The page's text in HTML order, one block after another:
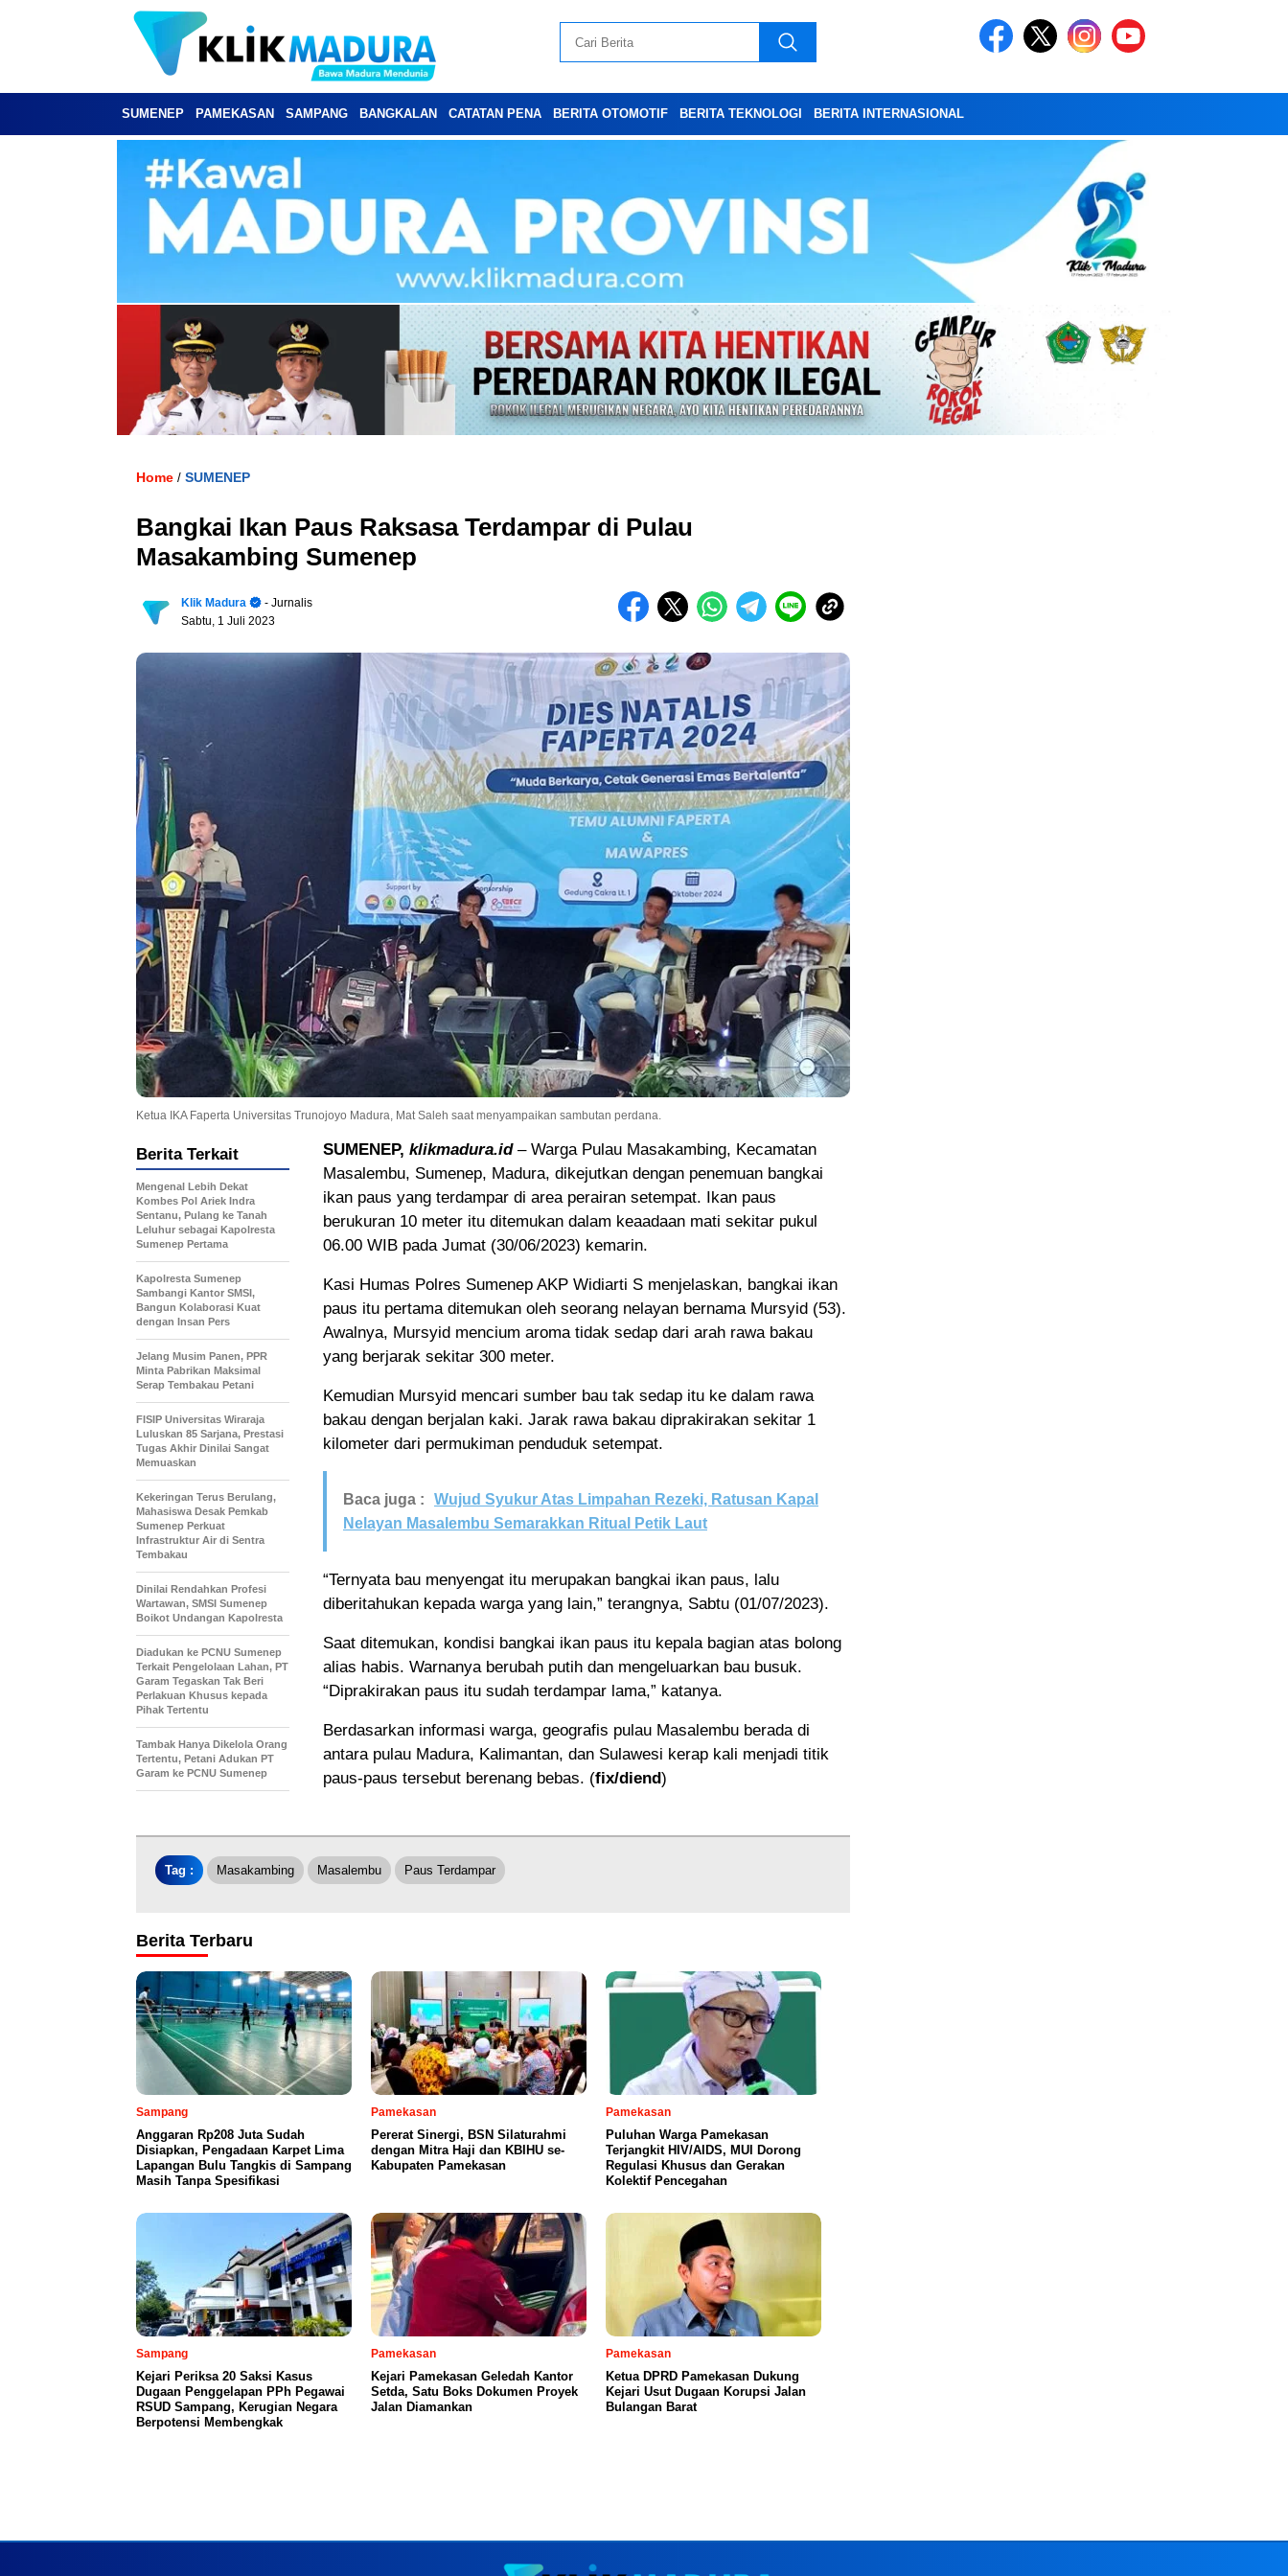
SUMENEP PAMEKASAN SAMPANG BANGKALAN CATATAN PENA BERITA OTOMOTIF BERITA TEKNOLOGI BERITA INTERNASIONAL
Home / SUMENEP
Bangkai Ikan Paus Raksasa Terdampar di Pulau
Masakambing Sumenep
Klik Madura
- Jurnalis
Sabtu, 1 Juli 2023
Ketua IKA Faperta Universitas Trunojoyo Madura, Mat Saleh saat menyampaikan sambutan perdana.
SUMENEP, klikmadura.id– Warga Pulau Masakambing, Kecamatan
Masalembu, Sumenep, Madura, dikejutkan dengan penemuan bangkai
ikan paus yang terdampar di area perairan setempat. Ikan paus
berukuran 10 meter itu ditemukan dalam keaadaan mati sekitar pukul
06.00 WIB pada Jumat (30/06/2023) kemarin.
Kasi Humas Polres Sumenep AKP Widiarti S menjelaskan, bangkai ikan
paus itu pertama ditemukan oleh seorang nelayan bernama Mursyid (53).
Awalnya, Mursyid mencium aroma tidak sedap dari arah rawa bakau
yang berjarak sekitar 300 meter.
Kemudian Mursyid mencari sumber bau tak sedap itu ke dalam rawa
bakau dengan berjalan kaki. Jarak rawa bakau diprakirakan sekitar 1
kilometer dari permukiman penduduk setempat.
Baca juga :
Wujud Syukur Atas Limpahan Rezeki, Ratusan Kapal
Nelayan Masalembu Semarakkan Ritual Petik Laut
“Ternyata bau menyengat itu merupakan bangkai ikan paus, lalu
diberitahukan kepada warga yang lain,” terangnya, Sabtu (01/07/2023).
Saat ditemukan, kondisi bangkai ikan paus itu kepala bagian atas bolong
alias habis. Warnanya berubah putih dan mengeluarkan bau busuk.
“Diprakirakan paus itu sudah terdampar lama,” katanya.
Berdasarkan informasi warga, geografis pulau Masalembu berada di
antara pulau Madura, Kalimantan, dan Sulawesi kerap kali menjadi titik
paus-paus tersebut berenang bebas. (fix/diend)
Berita Terkait
Mengenal Lebih Dekat
Kombes Pol Ariek Indra
Sentanu, Pulang ke Tanah
Leluhur sebagai Kapolresta
Sumenep Pertama
Kapolresta Sumenep
Sambangi Kantor SMSI,
Bangun Kolaborasi Kuat
dengan Insan Pers
Jelang Musim Panen, PPR
Minta Pabrikan Maksimal
Serap Tembakau Petani
FISIP Universitas Wiraraja
Luluskan 85 Sarjana, Prestasi
Tugas Akhir Dinilai Sangat
Memuaskan
Kekeringan Terus Berulang,
Mahasiswa Desak Pemkab
Sumenep Perkuat
Infrastruktur Air di Sentra
Tembakau
Dinilai Rendahkan Profesi
Wartawan, SMSI Sumenep
Boikot Undangan Kapolresta
Diadukan ke PCNU Sumenep
Terkait Pengelolaan Lahan, PT
Garam Tegaskan Tak Beri
Perlakuan Khusus kepada
Pihak Tertentu
Tambak Hanya Dikelola Orang
Tertentu, Petani Adukan PT
Garam ke PCNU Sumenep
Tag : Masakambing Masalembu Paus Terdampar
Berita Terbaru
Sampang
Anggaran Rp208 Juta Sudah
Disiapkan, Pengadaan Karpet Lima
Lapangan Bulu Tangkis di Sampang
Masih Tanpa Spesifikasi
Pamekasan
Pererat Sinergi, BSN Silaturahmi
dengan Mitra Haji dan KBIHU se-
Kabupaten Pamekasan
Pamekasan
Puluhan Warga Pamekasan
Terjangkit HIV/AIDS, MUI Dorong
Regulasi Khusus dan Gerakan
Kolektif Pencegahan
Sampang
Kejari Periksa 20 Saksi Kasus
Dugaan Penggelapan PPh Pegawai
RSUD Sampang, Kerugian Negara
Berpotensi Membengkak
Pamekasan
Kejari Pamekasan Geledah Kantor
Setda, Satu Boks Dokumen Proyek
Jalan Diamankan
Pamekasan
Ketua DPRD Pamekasan Dukung
Kejari Usut Dugaan Korupsi Jalan
Bulangan Barat